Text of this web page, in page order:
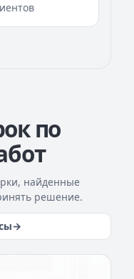
по
найденные
решение.